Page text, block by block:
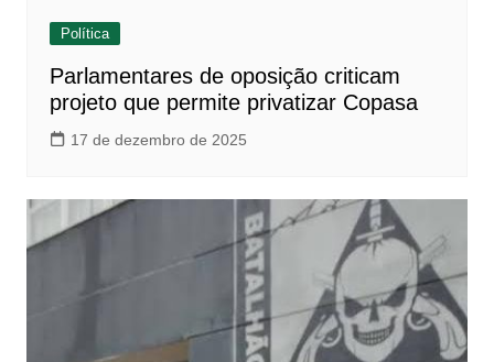
Política
Parlamentares de oposição criticam
projeto que permite privatizar Copasa
17 de dezembro de 2025